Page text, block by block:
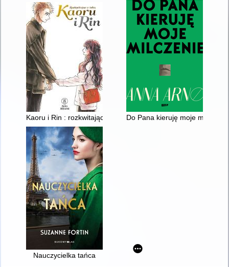
Kaoru i Rin : rozkwitając z tobą. 8Do Pana kieruję moje
Nauczycielka tańca